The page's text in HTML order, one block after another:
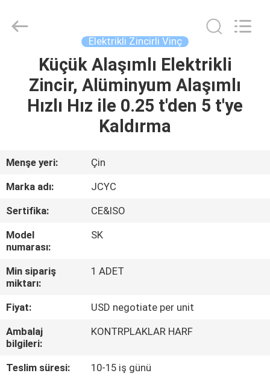
ÜRÜN:%
HAKKIMIZDA
TURU
KONTROL
BIZIMLE
ILETIŞIME
GEÇIN
Machinery
Elektrikli Zincirli Vinç
Küçük Alaşımlı Elektrikli
Zincir, Alüminyum Alaşımlı
Hızlı Hız ile 0.25 t'den 5 t'ye
Kaldırma
Menşe yeri:
Çin
Marka adı:
JCYC
Sertifika:
CE&ISO
Model
numarası:
SK
Min sipariş
miktarı:
1 ADET
Fiyat:
USD negotiate per unit
Ambalaj
bilgileri:
KONTRPLAKLAR HARF
Teslim süresi:
10-15 iş günü